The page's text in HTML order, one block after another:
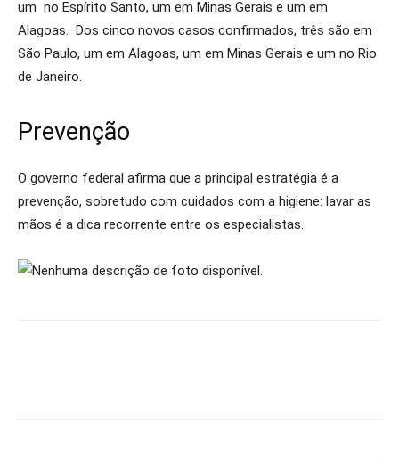
um no Espírito Santo, um em Minas Gerais e um em
Alagoas. Dos cinco novos casos confirmados, três são em
São Paulo, um em Alagoas, um em Minas Gerais e um no Rio
de Janeiro.
Prevenção
O governo federal afirma que a principal estratégia é a
prevenção, sobretudo com cuidados com a higiene: lavar as
mãos é a dica recorrente entre os especialistas.